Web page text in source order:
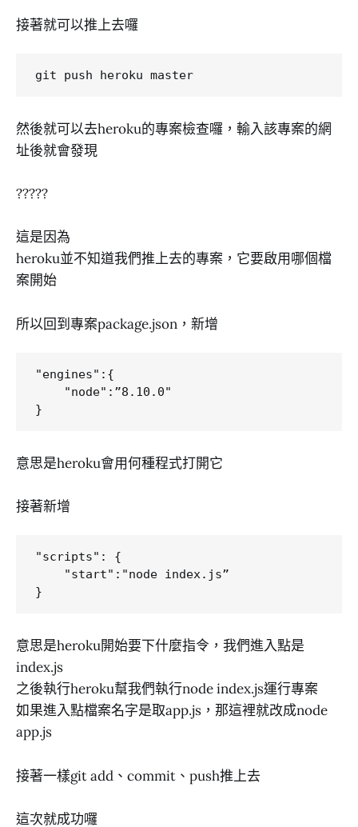
接著就可以推上去囉
然後就可以去heroku的專案檢查囉，輸入該專案的網
址後就會發現
?????
這是因為
heroku並不知道我們推上去的專案，它要啟用哪個檔
案開始
所以回到專案package.json，新增
"engines":{
    "node":”8.10.0"
意思是heroku會用何種程式打開它
接著新增
"scripts": {
    "start":"node index.js”
意思是heroku開始要下什麼指令，我們進入點是
index.js
之後執行heroku幫我們執行node index.js運行專案
如果進入點檔案名字是取app.js，那這裡就改成node
app.js
接著一樣git add、commit、push推上去
這次就成功囉